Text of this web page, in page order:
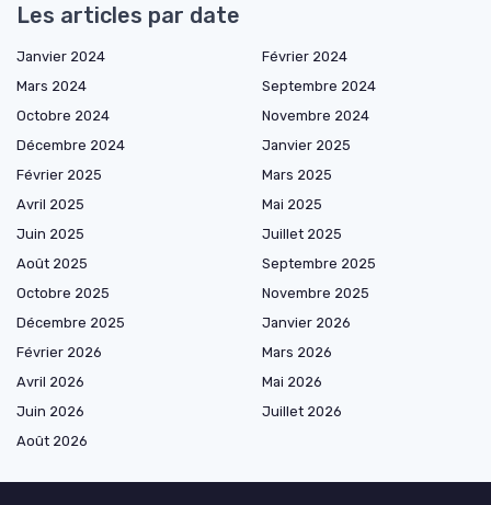
Les articles par date
Janvier 2024
Février 2024
Mars 2024
Septembre 2024
Octobre 2024
Novembre 2024
Décembre 2024
Janvier 2025
Février 2025
Mars 2025
Avril 2025
Mai 2025
Juin 2025
Juillet 2025
Août 2025
Septembre 2025
Octobre 2025
Novembre 2025
Décembre 2025
Janvier 2026
Février 2026
Mars 2026
Avril 2026
Mai 2026
Juin 2026
Juillet 2026
Août 2026